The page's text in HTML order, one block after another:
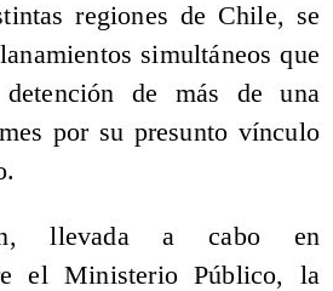
regiones de Chile, se
simultáneos que
de más de una
por su presunto vínculo
llevada a cabo en
el Ministerio Público, la